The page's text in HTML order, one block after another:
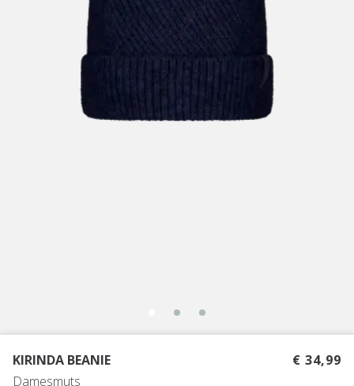
KIRINDA BEANIE
Damesmuts
€ 34,99